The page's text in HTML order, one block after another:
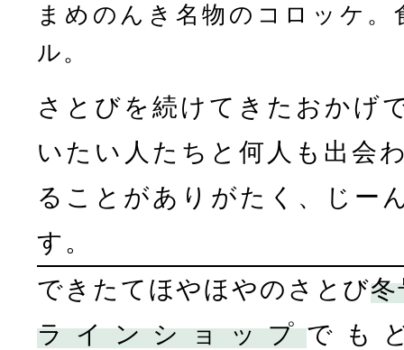
まめのんき名物のコロッケ
ル。
さとびを続けてきたおかげ
いたい人たちと何人も出会
ることがありがたく、じー
す。
できたてほやほやのさとび
ラインショップでも